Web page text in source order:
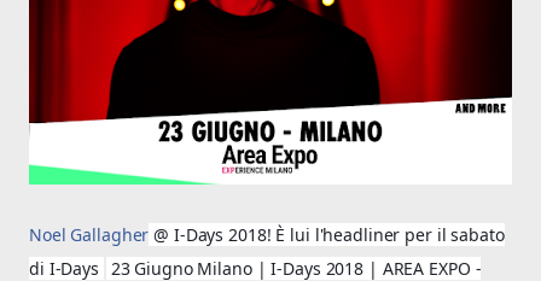
Noel Gallagher @ I-Days 2018! È lui l'headliner per il sabato
di I-Days
🔥
23 Giugno Milano | I-Days 2018 | AREA EXPO -